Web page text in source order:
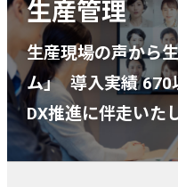
生産管理
生産現場の声から
ム」 導入実績 670
DX推進に伴走いた